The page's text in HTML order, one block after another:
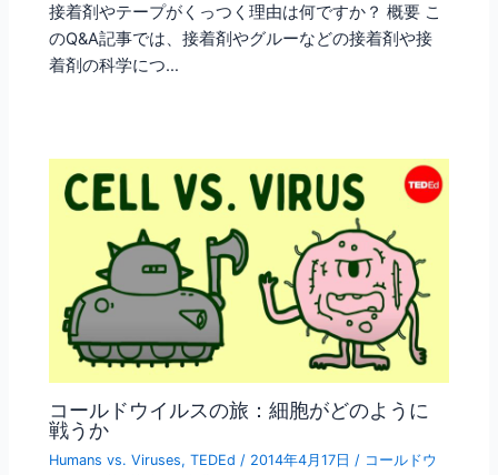
接着剤やテープがくっつく理由は何ですか？ 概要 こ
のQ&A記事では、接着剤やグルーなどの接着剤や接
着剤の科学につ…
コールドウイルスの旅：細胞がどのように
戦うか
Humans vs. Viruses,TEDEd / 2014年4月17日/ コールドウ